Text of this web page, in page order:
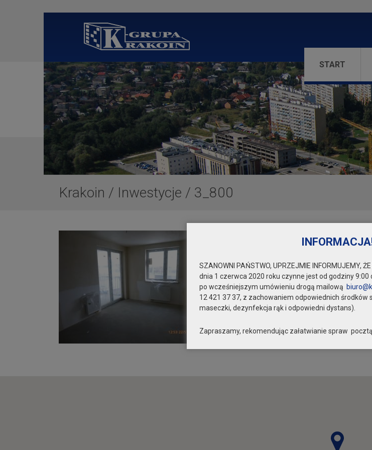
START
Krakoin / Inwestycje / 3_800
SZANOWNI PAŃSTWO, UPRZEJMIE INFORMUJEMY, ŻE
dnia 1 czerwca 2020 roku czynne jest od godziny 9:00
po wcześniejszym umówieniu drogą mailową
12 421 37 37, z zachowaniem odpowiednich
maseczki, dezynfekcja rąk i odpowiedni dystans).
Zapraszamy, rekomendując załatwianie spraw